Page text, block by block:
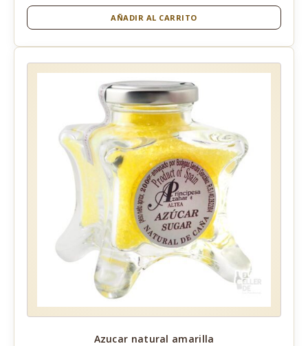
AÑADIR AL CARRITO
Azucar natural amarilla